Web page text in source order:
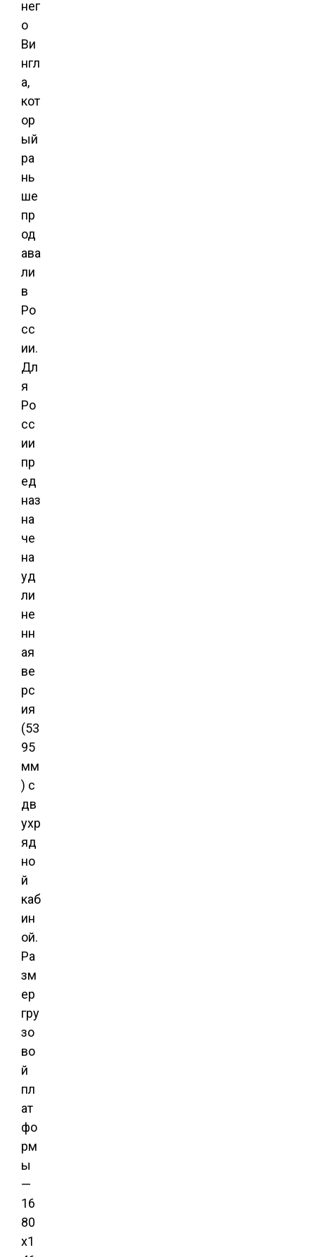
нег
о
Ви
нгл
а,
кот
ор
ый
ра
нь
ше
пр
од
ава
ли
в
Ро
сс
ии.
Дл
я
Ро
сс
ии
пр
ед
наз
на
че
на
уд
ли
не
нн
ая
ве
рс
ия
(53
95
мм
) с
дв
ухр
яд
но
й
каб
ин
ой.
Ра
зм
ер
гру
зо
во
й
пл
ат
фо
рм
ы
—
16
80
х1